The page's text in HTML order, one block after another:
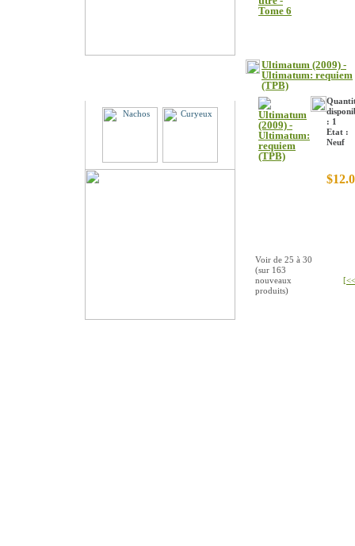
Ultimatum (2009) -
Ultimatum: requiem
(TPB)
: 1
Etat :
Neuf
Voir de 25 à 30
(sur 163
nouveaux
produits)